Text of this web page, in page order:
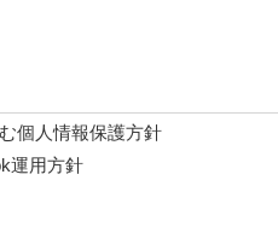
個人情報保護方針
運用方針